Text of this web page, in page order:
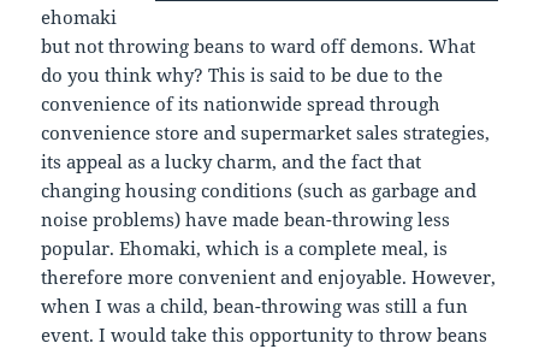
ehomaki
but not throwing beans to ward off demons. What
do you think why? This is said to be due to the
convenience of its nationwide spread through
convenience store and supermarket sales strategies,
its appeal as a lucky charm, and the fact that
changing housing conditions (such as garbage and
noise problems) have made bean-throwing less
popular. Ehomaki, which is a complete meal, is
therefore more convenient and enjoyable. However,
when I was a child, bean-throwing was still a fun
event. I would take this opportunity to throw beans